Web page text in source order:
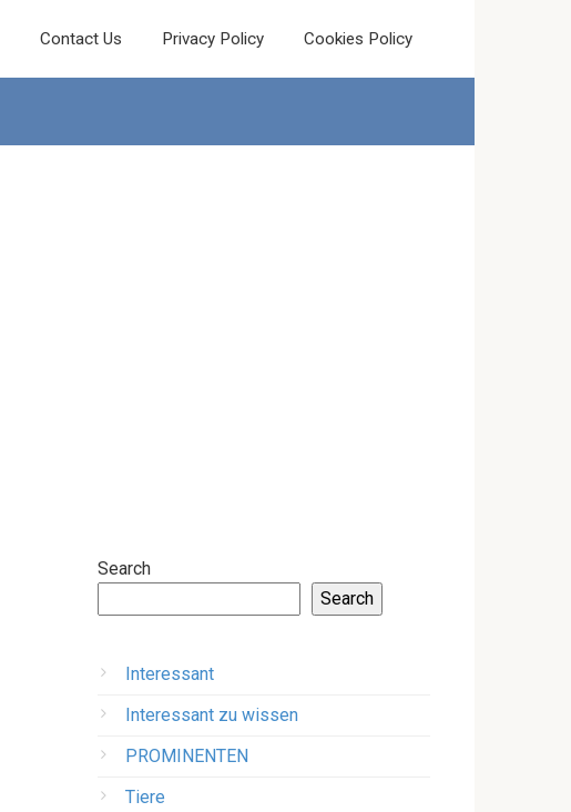
Contact Us Privacy Policy Cookies Policy
Search
Search
Interessant
Interessant zu wissen
PROMINENTEN
Tiere